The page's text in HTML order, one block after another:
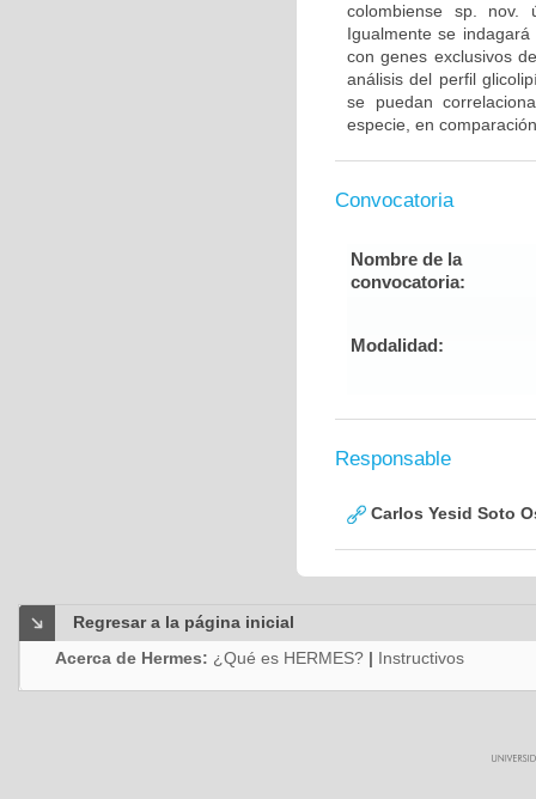
colombiense sp. nov.
Igualmente se
con genes exclusivos
análisis del perfil
se puedan
especie, en
Convocatoria
Nombre de la
convocatoria:
Modalidad:
Responsable
Carlos Yesid Soto
Regresar a la página inicial
Acerca de Hermes: ¿Qué es HERMES? | Instructivos